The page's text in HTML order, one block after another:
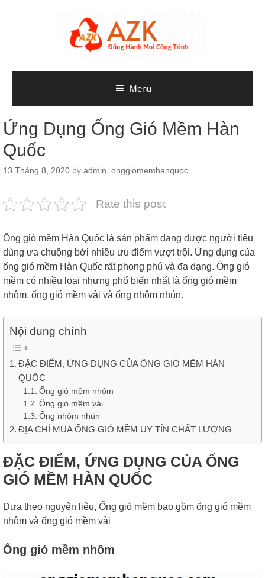
Menu
Ứng Dụng Ống Gió Mềm Hàn
Quốc
13 Tháng 8, 2020 by admin_onggiomemhanquoc
Rate this post
Ống gió mềm Hàn Quốc là sản phẩm đang được người tiêu
dùng ưa chuộng bởi nhiều ưu điểm vượt trội. Ứng dụng của
ống gió mềm Hàn Quốc rất phong phú và đa dạng. Ống gió
mềm có nhiều loại nhưng phổ biến nhất là ống gió mềm
nhôm, ống gió mềm vải và ống nhôm nhún.
Nội dung chính
ĐẶC ĐIỂM, ỨNG DỤNG CỦA ỐNG GIÓ MỀM HÀN
QUỐC
Ống gió mềm nhôm
Ống gió mềm vải
Ống nhôm nhún
ĐỊA CHỈ MUA ỐNG GIÓ MỀM UY TÍN CHẤT LƯỢNG
ĐẶC ĐIỂM, ỨNG DỤNG CỦA ỐNG
GIÓ MỀM HÀN QUỐC
Dựa theo nguyên liệu, Ống gió mềm bao gồm ống gió mềm
nhôm và ống gió mềm vải
Ống gió mềm nhôm